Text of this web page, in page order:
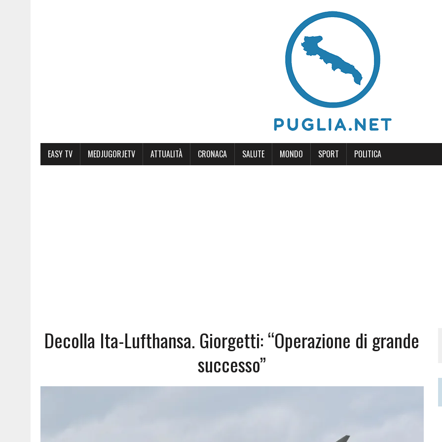
EASY TV MEDJUGORJETV ATTUALITÀ CRONACA SALUTE MONDO SPORT POLITICA
Decolla Ita-Lufthansa. Giorgetti: “Operazione di grande
successo”